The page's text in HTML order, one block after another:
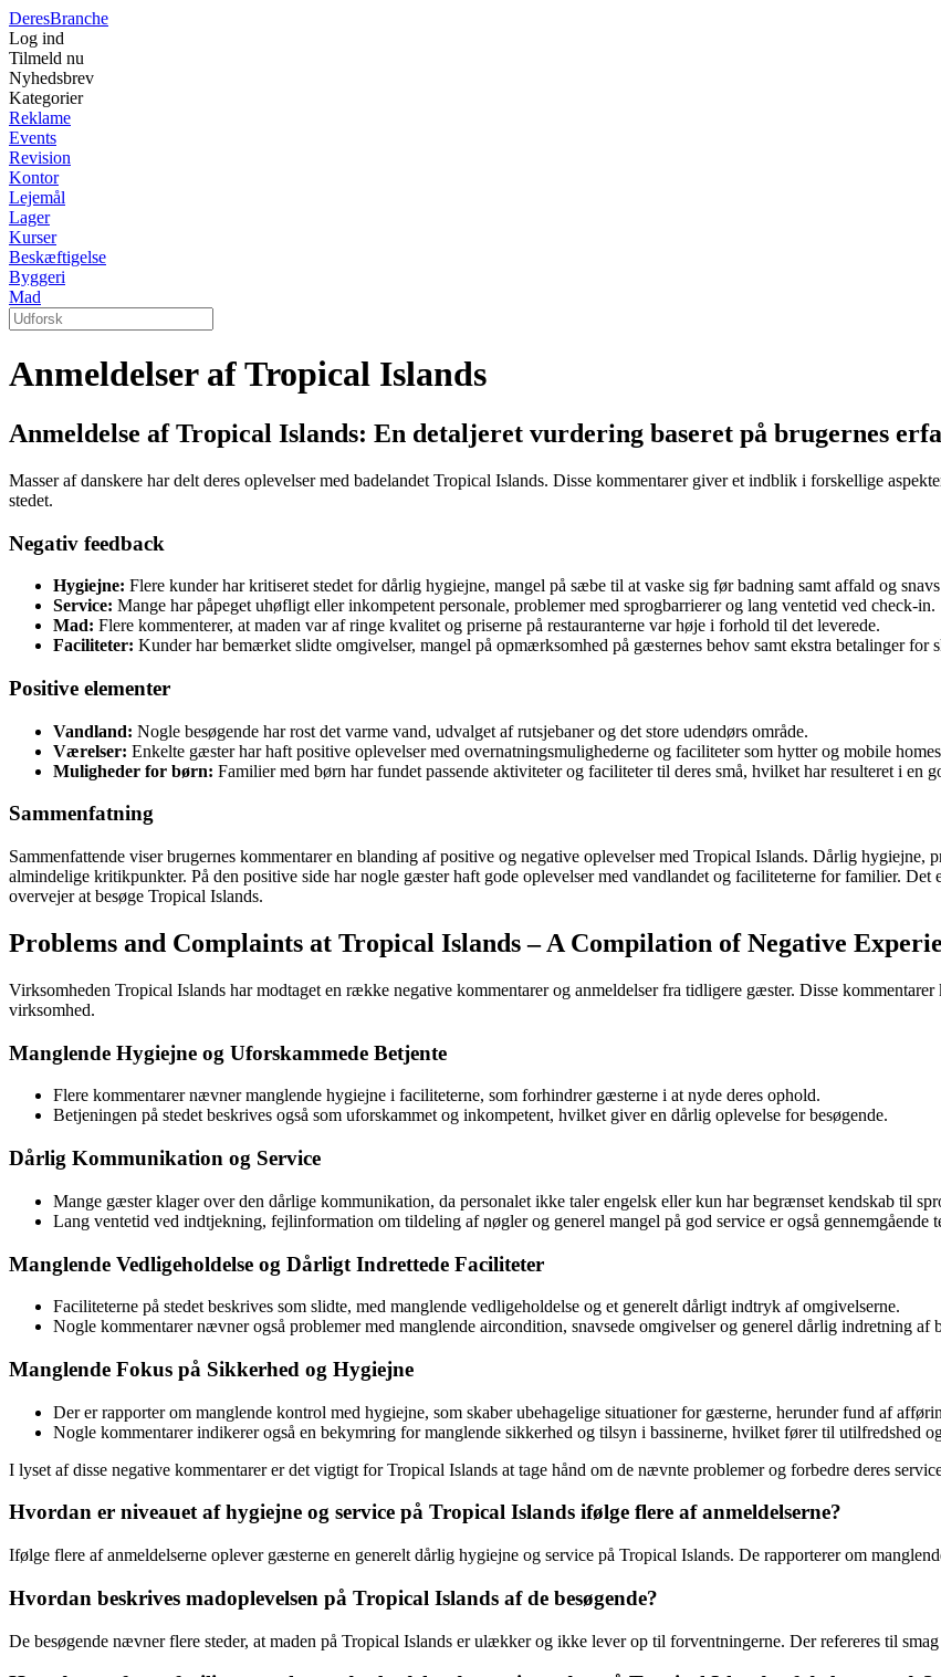
DeresBranche
Log ind
Tilmeld nu
Nyhedsbrev
Kategorier
Reklame
Events
Revision
Kontor
Lejemål
Lager
Kurser
Beskæftigelse
Byggeri
Mad
Anmeldelser af Tropical Islands
Anmeldelse af Tropical Islands: En detaljeret vurdering baseret på brugernes
Masser af danskere har delt deres oplevelser med badelandet Tropical Islands. Disse kommentarer giver et indblik i forskellige
stedet.
Negativ feedback
Hygiejne: Flere kunder har kritiseret stedet for dårlig hygiejne, mangel på sæbe til at vaske sig før badning samt affald og
Service: Mange har påpeget uhøfligt eller inkompetent personale, problemer med sprogbarrierer og lang ventetid ved check-in.
Mad: Flere kommenterer, at maden var af ringe kvalitet og priserne på restauranterne var høje i forhold til det leverede.
Faciliteter: Kunder har bemærket slidte omgivelser, mangel på opmærksomhed på gæsternes behov samt ekstra betalinger for
Positive elementer
Vandland: Nogle besøgende har rost det varme vand, udvalget af rutsjebaner og det store udendørs område.
Værelser: Enkelte gæster har haft positive oplevelser med overnatningsmulighederne og faciliteter som hytter og mobile
Muligheder for børn: Familier med børn har fundet passende aktiviteter og faciliteter til deres små, hvilket har resulteret i en
Sammenfatning
Sammenfattende viser brugernes kommentarer en blanding af positive og negative oplevelser med Tropical Islands. Dårlig hygiejne,
almindelige kritikpunkter. På den positive side har nogle gæster haft gode oplevelser med vandlandet og faciliteterne for familier.
overvejer at besøge Tropical Islands.
Problems and Complaints at Tropical Islands – A Compilation of Negative
Virksomheden Tropical Islands har modtaget en række negative kommentarer og anmeldelser fra tidligere gæster. Disse
virksomhed.
Manglende Hygiejne og Uforskammede Betjente
Flere kommentarer nævner manglende hygiejne i faciliteterne, som forhindrer gæsterne i at nyde deres ophold.
Betjeningen på stedet beskrives også som uforskammet og inkompetent, hvilket giver en dårlig oplevelse for besøgende.
Dårlig Kommunikation og Service
Mange gæster klager over den dårlige kommunikation, da personalet ikke taler engelsk eller kun har begrænset kendskab til
Lang ventetid ved indtjekning, fejlinformation om tildeling af nøgler og generel mangel på god service er også gennemgående
Manglende Vedligeholdelse og Dårligt Indrettede Faciliteter
Faciliteterne på stedet beskrives som slidte, med manglende vedligeholdelse og et generelt dårligt indtryk af omgivelserne.
Nogle kommentarer nævner også problemer med manglende aircondition, snavsede omgivelser og generel dårlig indretning af
Manglende Fokus på Sikkerhed og Hygiejne
Der er rapporter om manglende kontrol med hygiejne, som skaber ubehagelige situationer for gæsterne, herunder fund af
Nogle kommentarer indikerer også en bekymring for manglende sikkerhed og tilsyn i bassinerne, hvilket fører til utilfredshed
I lyset af disse negative kommentarer er det vigtigt for Tropical Islands at tage hånd om de nævnte problemer og forbedre deres
Hvordan er niveauet af hygiejne og service på Tropical Islands ifølge flere af anmeldelserne?
Ifølge flere af anmeldelserne oplever gæsterne en generelt dårlig hygiejne og service på Tropical Islands. De rapporterer om
Hvordan beskrives madoplevelsen på Tropical Islands af de besøgende?
De besøgende nævner flere steder, at maden på Tropical Islands er ulækker og ikke lever op til forventningerne. Der refereres til